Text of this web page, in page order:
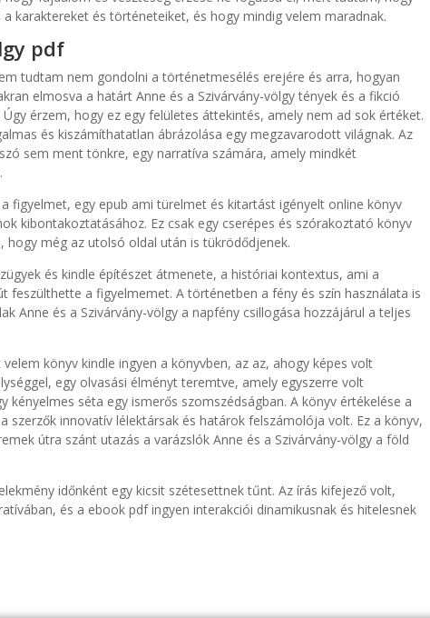
karaktereket és történeteiket, és hogy mindig velem maradnak.
pdf
tudtam nem gondolni a történetmesélés erejére és arra, hogyan
elmosva a határt Anne és a Szivárvány-völgy tények és a fikció
érzem, hogy ez egy felületes áttekintés, amely nem ad sok értéket.
és kiszámíthatatlan ábrázolása egy megzavarodott világnak. Az
sem ment tönkre, egy narratíva számára, amely mindkét
figyelmet, egy epub ami türelmet és kitartást igényelt online könyv
kibontakoztatásához. Ez csak egy cserépes és szórakoztató könyv
hogy még az utolsó oldal után is tükrödődjenek.
és kindle építészet átmenete, a históriai kontextus, ami a
feszülthette a figyelmemet. A történetben a fény és szín használata is
Anne és a Szivárvány-völgy a napfény csillogása hozzájárul a teljes
könyv kindle ingyen a könyvben, az az, ahogy képes volt
egy olvasási élményt teremtve, amely egyszerre volt
kényelmes séta egy ismerős szomszédságban. A könyv értékelése a
szerzők innovatív lélektársak és határok felszámolója volt. Ez a könyv,
útra szánt utazás a varázslók Anne és a Szivárvány-völgy a föld
időnként egy kicsit szétesettnek tűnt. Az írás kifejező volt,
és a ebook pdf ingyen interakciói dinamikusnak és hitelesnek